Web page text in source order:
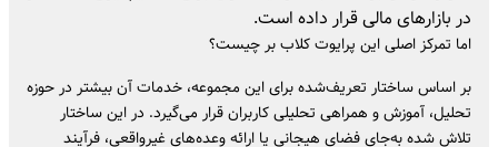
در بازارهای مالی قرار داده است.
اما تمرکز اصلی این پرایوت کلاب بر چیست؟
بر اساس ساختار تعریف‌شده برای این مجموعه، خدمات آن بیشتر در حوزه
تحلیل، آموزش و همراهی تحلیلی کاربران قرار می‌گیرد. در این ساختار
تلاش شده به‌جای فضای هیجانی یا ارائه وعده‌های غیرواقعی، فرآیند